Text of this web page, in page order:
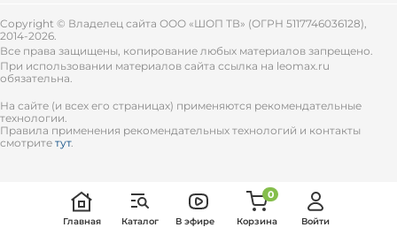
Главная Каталог В эфире Корзина
0
Войти
Copyright © Владелец сайта ООО «ШОП ТВ» (ОГРН 5117746036128),
2014-2026.
Все права защищены, копирование любых материалов запрещено.
При использовании материалов сайта ссылка на leomax.ru
обязательна.
На сайте (и всех его страницах) применяются рекомендательные
технологии.
Правила применения рекомендательных технологий и контакты
смотрите тут.